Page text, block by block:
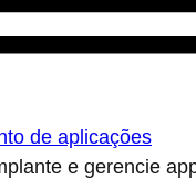
de aplicações
e gerencie